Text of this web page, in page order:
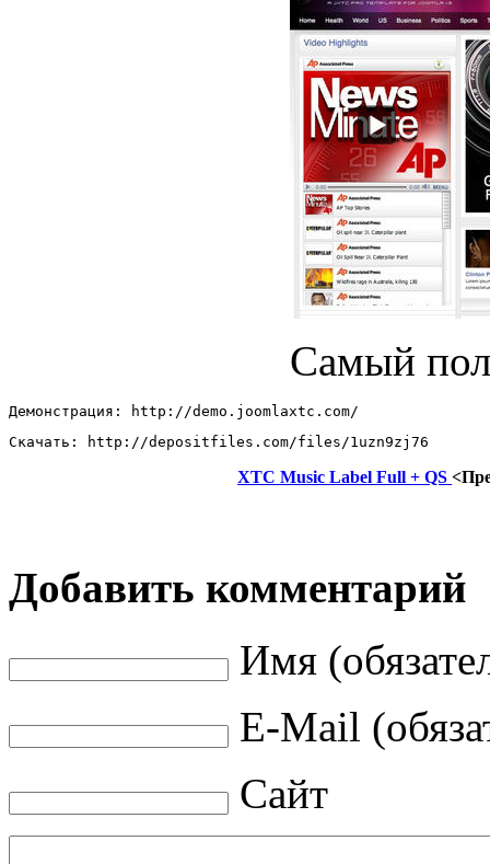
Самый
Демонстрация: http://demo.joomlaxtc.com/
Скачать: http://depositfiles.com/files/1uzn9zj76
XTC Music Label Full + QS
Добавить комментарий
Имя
E-Mail
Сайт